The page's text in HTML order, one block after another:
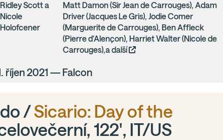
Ridley Scott a
Nicole
Holofcener
Matt Damon (Sir Jean de Carrouges), Adam
Driver (Jacques Le Gris), Jodie Comer
(Marguerite de Carrouges), Ben Affleck
(Pierre d'Alençon), Harriet Walter (Nicole de
Carrouges),a další
říjen 2021 — Falcon
/Sicario: Day of the
122', IT/US